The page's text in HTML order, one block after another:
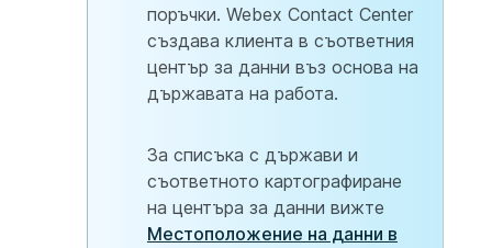
поръчки. Webex Contact Center
създава клиента в съответния
център за данни въз основа на
държавата на работа.
За списъка с държави и
съответното картографиране
на центъра за данни вижте
Местоположение на данни в